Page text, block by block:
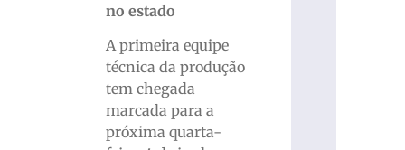
no estado
A primeira equipe
técnica da produção
tem chegada
marcada para a
próxima quarta-